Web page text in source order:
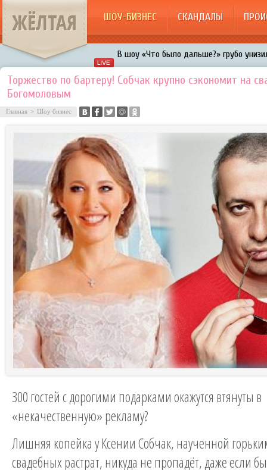
ЖЁЛТАЯ ШОУ-БИЗНЕС СКАНДАЛЫ
В шоу «Что было дальше?» грубо
Авербух зарождает в Бузовой новый
воровками
Галкин променял Дроботенко на
Расстались Энрике Иглесиас и Анна
Торжество по бартеру! Собчак крупно сэкономит на
Богомоловым
Главная > Шоу бизнес
300 гостей с дорогими подарками окажутся втянуты в
«некачественную» рекламу?
Лишняя копейка у Ксении Собчак, наученной
свадебных растрат, никуда не пропадёт, даже если